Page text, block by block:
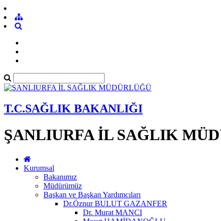
T.C.SAĞLIK BAKANLIĞI
ŞANLIURFA İL SAĞLIK
Kurumsal
Bakanımız
Müdürümüz
Başkan ve Başkan Yardımcıları
Dr.Öznur BULUT GAZANFER
Dr. Murat MANCI